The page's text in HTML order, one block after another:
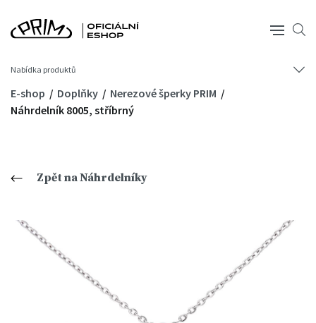
Nabídka produktů
E-shop Doplňky
Nerezové šperky PRIM
Náhrdelník 8005, stříbrný
Zpět na Náhrdelníky